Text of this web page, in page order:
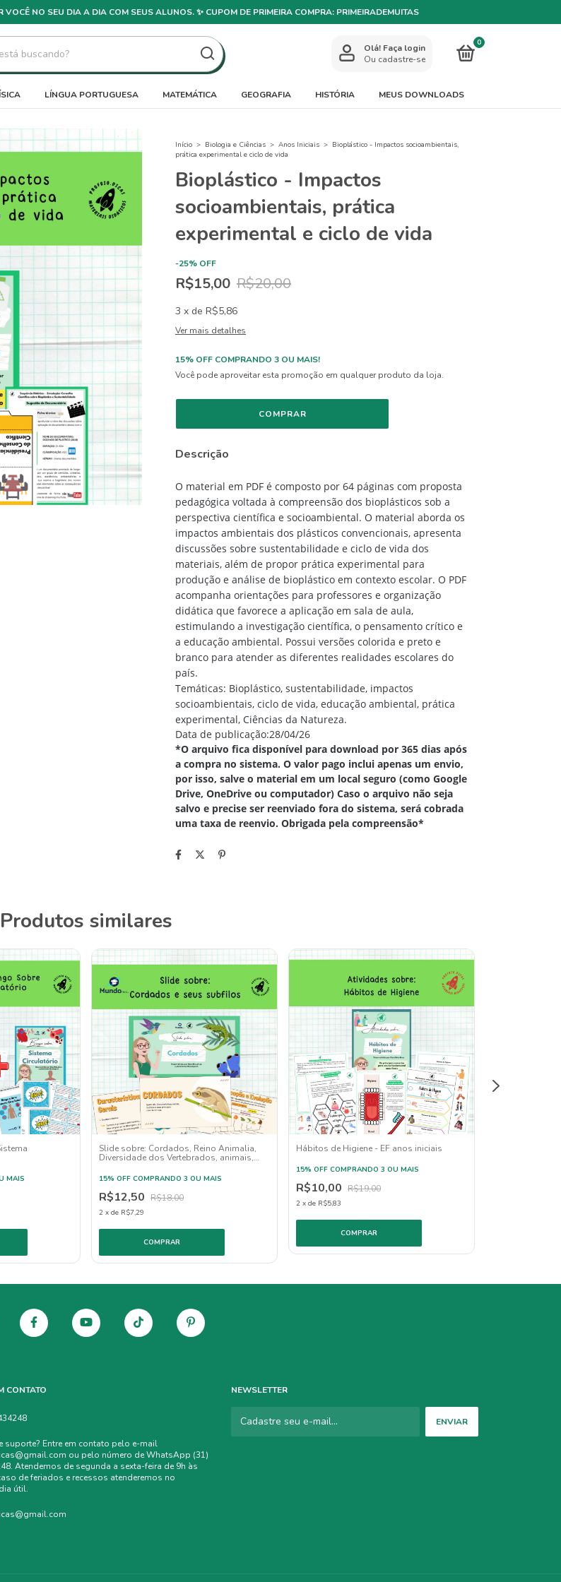
NO SEU DIA A DIA COM SEUS ALUNOS. ✨ CUPOM DE PRIMEIRA COMPRA: PRIMEIRADEMUITAS
Olá! Faça login
Ou cadastre-se
0
LÍNGUA PORTUGUESA MATEMÁTICA GEOGRAFIA HISTÓRIA MEUS DOWNLOADS
Início > Biologia e Ciências > Anos Iniciais > Bioplástico - Impactos socioambientais,
prática experimental e ciclo de vida
Bioplástico - Impactos
socioambientais, prática
experimental e ciclo de vida
-25% OFF
R$15,00 R$20,00
3 x de R$5,86
Ver mais detalhes
15% OFF COMPRANDO 3 OU MAIS!
Você pode aproveitar esta promoção em qualquer produto da loja.
Descrição
O material em PDF é composto por 64 páginas com proposta
pedagógica voltada à compreensão dos bioplásticos sob a
perspectiva científica e socioambiental. O material aborda os
impactos ambientais dos plásticos convencionais, apresenta
discussões sobre sustentabilidade e ciclo de vida dos
materiais, além de propor prática experimental para
produção e análise de bioplástico em contexto escolar. O PDF
acompanha orientações para professores e organização
didática que favorece a aplicação em sala de aula,
estimulando a investigação científica, o pensamento crítico e
a educação ambiental. Possui versões colorida e preto e
branco para atender as diferentes realidades escolares do
país.
Temáticas: Bioplástico, sustentabilidade, impactos
socioambientais, ciclo de vida, educação ambiental, prática
experimental, Ciências da Natureza.
Data de publicação:28/04/26
*O arquivo fica disponível para download por 365 dias após
a compra no sistema. O valor pago inclui apenas um envio,
por isso, salve o material em um local seguro (como Google
Drive, OneDrive ou computador) Caso o arquivo não seja
salvo e precise ser reenviado fora do sistema, será cobrada
uma taxa de reenvio. Obrigada pela compreensão*
Produtos similares
MAIS
Slide sobre: Cordados, Reino Animalia,
Diversidade dos Vertebrados, animais,
15% OFF COMPRANDO 3 OU MAIS
R$12,50 R$18,00
2 x de R$7,29
Hábitos de Higiene - EF anos iniciais
15% OFF COMPRANDO 3 OU MAIS
R$10,00 R$19,00
2 x de R$5,83
CONTATO
suporte? Entre em contato pelo e-mail
ou pelo número de WhatsApp (31)
Atendemos de segunda a sexta-feira de 9h às
de feriados e recessos atenderemos no
útil.
NEWSLETTER